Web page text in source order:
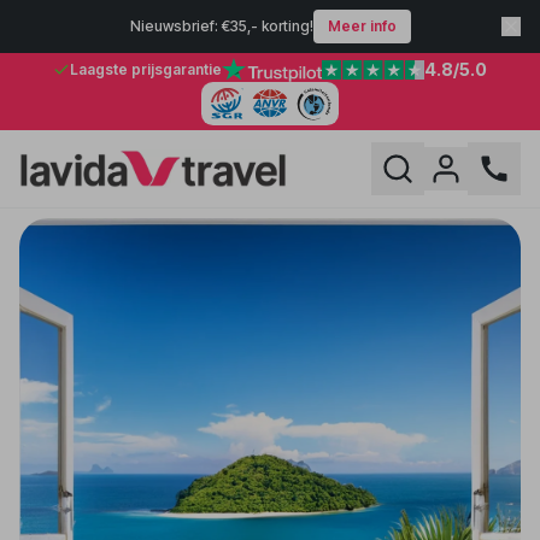
Nieuwsbrief: €35,- korting! Meer info
Laagste prijsgarantie 4.8/5.0